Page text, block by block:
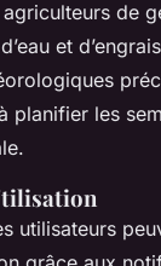
de
et
planifier les
utilisateurs